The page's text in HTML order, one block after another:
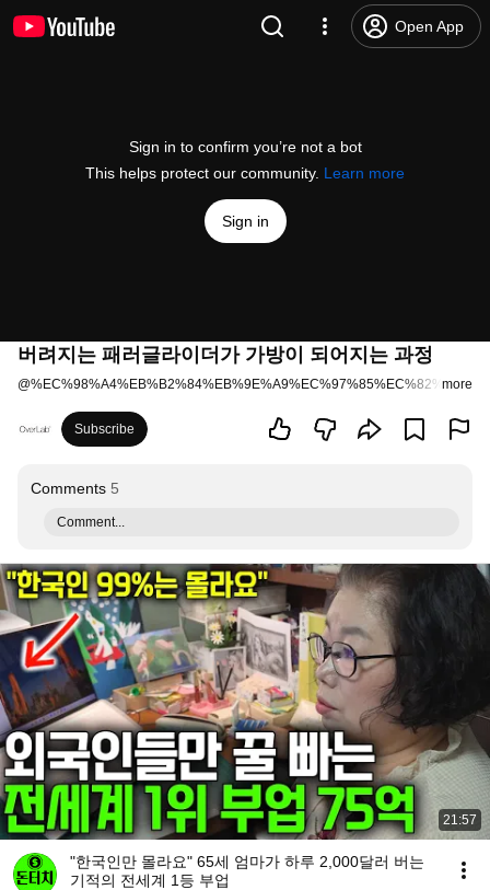
Open App
Sign in to confirm you’re not a bot
This helps protect our community. Learn more
Sign in
버려지는 패러글라이더가 가방이 되어지는 과정
@ more
Subscribe
Comments 5
Comment...
21:57
"한국인만 몰라요" 65세 엄마가 하루 2,000달러 버는
기적의 전세계 1등 부업